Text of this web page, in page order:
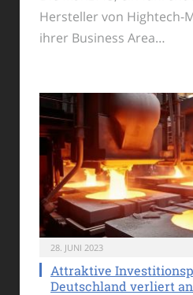
Hersteller von Hightech-
ihrer Business Area…
28. JUNI 2023
Attraktive
Deutschland verliert